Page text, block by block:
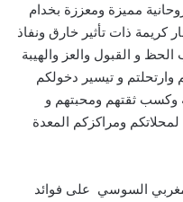
مميزة ومعززة بخدام
كريمة ذات تأثير خارق ونفاذ
و القبول والعز والهيبة
وارتحلتم و تيسير دخولكم
وكسب ثقتهم ومحبتهم و
ومراكزكم المعدة
السوسي على فوائد